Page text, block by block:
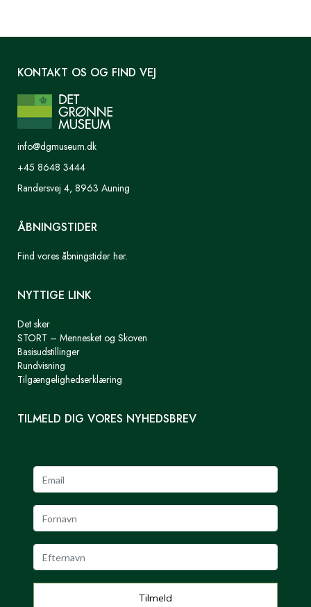
KONTAKT OS OG FIND VEJ
info@dgmuseum.dk
+45 8648 3444
Randersvej 4, 8963 Auning
ÅBNINGSTIDER
Find vores åbningstider her.
NYTTIGE LINK
Det sker
STORT – Mennesket og Skoven
Basisudstillinger
Rundvisning
Tilgængelighedserklæring
TILMELD DIG VORES NYHEDSBREV